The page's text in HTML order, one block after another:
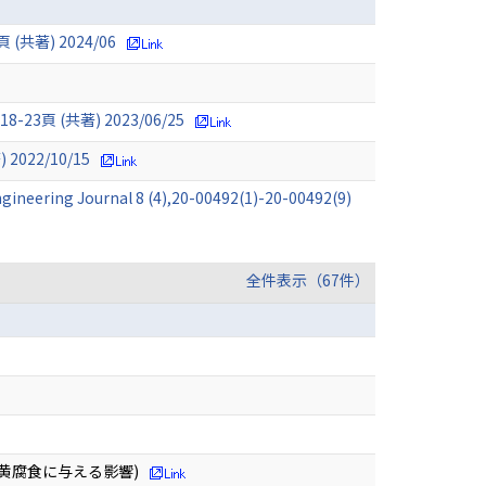
(共著) 2024/06
23頁 (共著) 2023/06/25
2022/10/15
Journal 8 (4),20-00492(1)-20-00492(9)
全件表示（67件）
腐食に与える影響)